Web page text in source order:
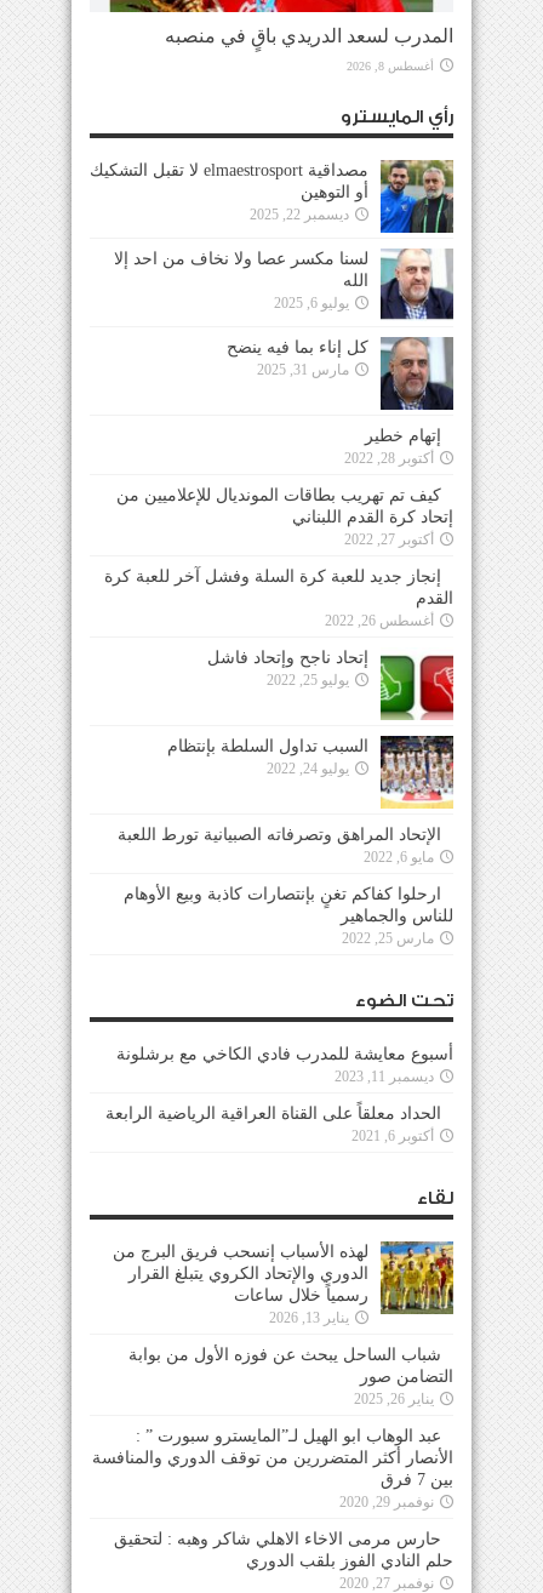
المدرب لسعد الدريدي باقٍ في منصبه
أغسطس 8, 2026
رأي المايسترو
مصداقية elmaestrosport لا تقبل التشكيك
أو التوهين
ديسمبر 22, 2025
لسنا مكسر عصا ولا نخاف من احد إلا
الله
يوليو 6, 2025
كل إناء بما فيه ينضح
مارس 31, 2025
إتهام خطير
أكتوبر 28, 2022
كيف تم تهريب بطاقات المونديال للإعلاميين من
إتحاد كرة القدم اللبناني
أكتوبر 27, 2022
إنجاز جديد للعبة كرة السلة وفشل آخر للعبة كرة
القدم
أغسطس 26, 2022
إتحاد ناجح وإتحاد فاشل
يوليو 25, 2022
السبب تداول السلطة بإنتظام
يوليو 24, 2022
الإتحاد المراهق وتصرفاته الصبيانية تورط اللعبة
مايو 6, 2022
ارحلوا كفاكم تغنٍ بإنتصارات كاذبة وبيع الأوهام
للناس والجماهير
مارس 25, 2022
تحت الضوء
أسبوع معايشة للمدرب فادي الكاخي مع برشلونة
ديسمبر 11, 2023
الحداد معلقاً على القناة العراقية الرياضية الرابعة
أكتوبر 6, 2021
لقاء
لهذه الأسباب إنسحب فريق البرج من
الدوري والإتحاد الكروي يتبلغ القرار
رسمياً خلال ساعات
يناير 13, 2026
شباب الساحل يبحث عن فوزه الأول من بوابة
التضامن صور
يناير 26, 2025
عبد الوهاب ابو الهيل لـ”المايسترو سبورت ” :
الأنصار أكثر المتضررين من توقف الدوري والمنافسة
بين 7 فرق
نوفمبر 29, 2020
حارس مرمى الاخاء الاهلي شاكر وهبه : لتحقيق
حلم النادي الفوز بلقب الدوري
نوفمبر 27, 2020